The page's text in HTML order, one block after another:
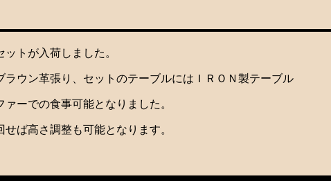
トが入荷しました。
ラウン革張り、セットのテーブルにはＩＲＯＮ製テーブル
ーでの食事可能となりました。
ば高さ調整も可能となります。